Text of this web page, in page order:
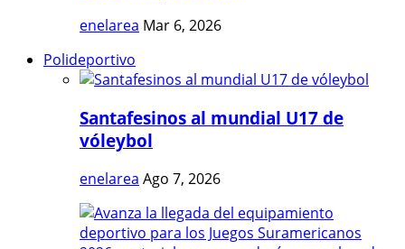
enelarea Mar 6, 2026
Polideportivo
Santafesinos al mundial U17 de
vóleybol
enelarea Ago 7, 2026